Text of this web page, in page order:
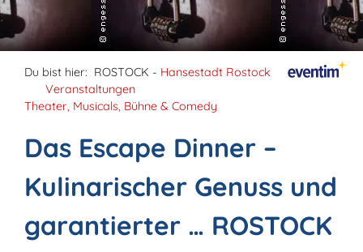
Du bist hier: ROSTOCK - Hansestadt Rostock
Veranstaltungen
Theater, Musicals, Bühne & Comedy
Das Escape Dinner –
Kulinarischer Genuss und
garantierter … ROSTOCK